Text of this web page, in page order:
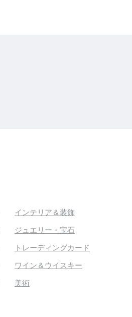
インテリア＆装飾
ジュエリー・宝石
トレーディングカード
ワイン＆ウイスキー
美術